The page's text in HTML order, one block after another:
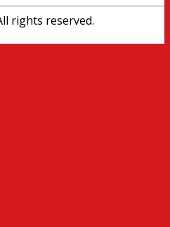
rights reserved.